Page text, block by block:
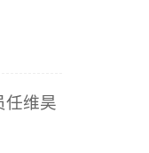
任维昊